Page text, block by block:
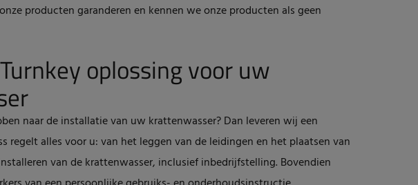
producten garanderen en kennen we onze producten als geen
oplossing voor uw
naar de installatie van uw krattenwasser? Dan leveren wij een
regelt alles voor u: van het leggen van de leidingen en het plaatsen van
van de krattenwasser, inclusief inbedrijfstelling. Bovendien